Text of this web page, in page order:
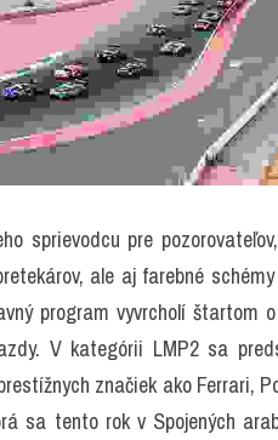
sprievodcu pre
ale aj farebné
program vyvrcholí štartom
V kategórii LMP2 sa
značiek ako Ferrari,
sa tento rok v Spojených